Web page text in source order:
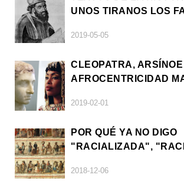
UNOS TIRANOS LOS
2019-05-05
CLEOPATRA,
AFROCENTRICIDAD
2019-02-01
POR QUÉ YA NO DIGO
"RACIALIZADA",
2018-12-06